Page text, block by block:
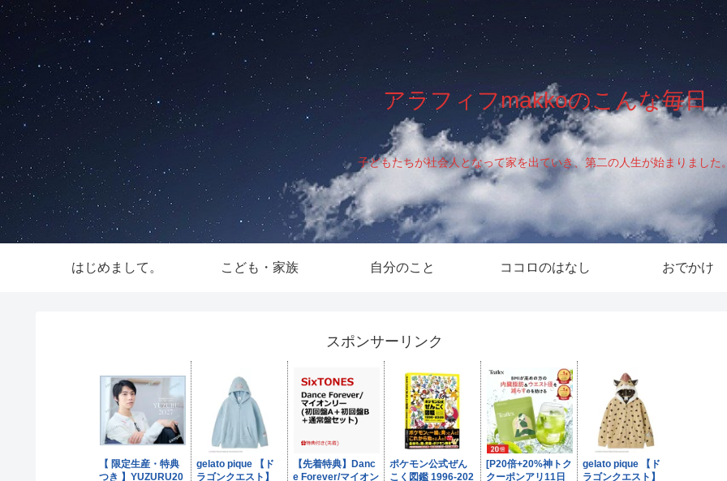
アラフィフmakkoのこんな毎日
子どもたちが社会人となって家を出ていき、第二の人生が始まりました。
はじめまして。 こども・家族 自分のこと ココロのはなし おでかけ
スポンサーリンク